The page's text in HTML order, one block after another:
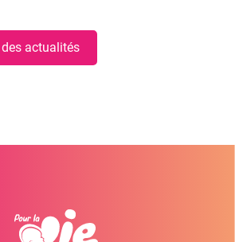
actualités